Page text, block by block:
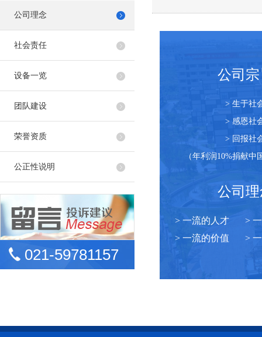
公司理念
社会责任
设备一览
团队建设
荣誉资质
公正性说明
021-59781157
公司
> 生于社
> 感恩社
> 回报社
（年利润10%捐献中
公司
> 一流的人才
>
> 一流的价值
>